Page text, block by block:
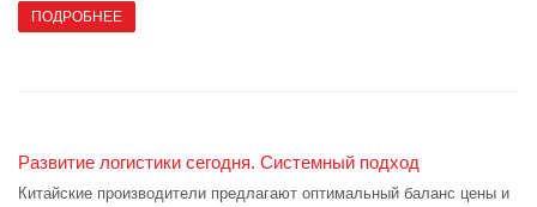
ПОДРОБНЕЕ
Развитие логистики сегодня. Системный подход
Китайские производители предлагают оптимальный баланс цены и